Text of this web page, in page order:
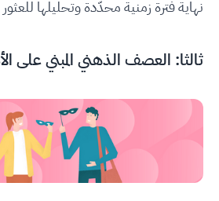
نهاية فترة زمنية محدّدة وتحليلها
ثالثا: العصف الذهني المبني على